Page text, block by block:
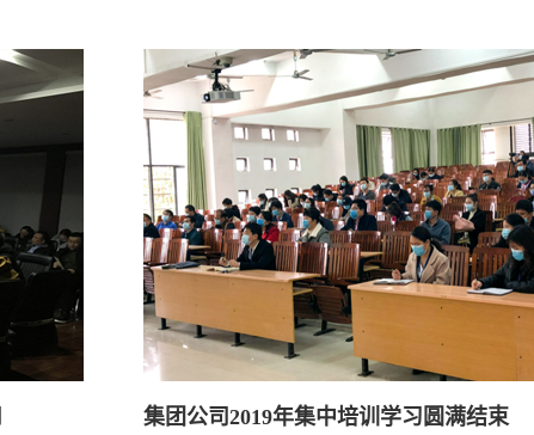
集团公司2019年集中培训学习圆满结束